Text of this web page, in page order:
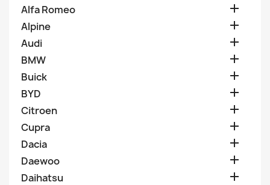
Alfa Romeo 
Alpine 
Audi 
BMW 
Buick 
BYD 
Citroen 
Cupra 
Dacia 
Daewoo 
Daihatsu 